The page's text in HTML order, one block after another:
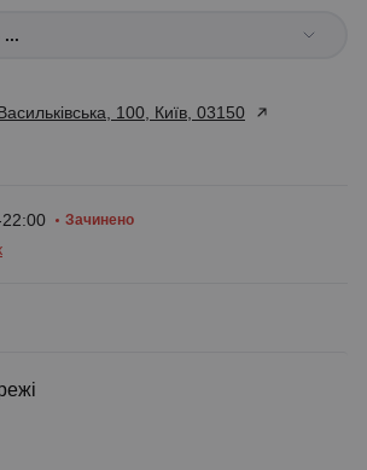
...
100, Київ, 03150
22:00 Зачинено